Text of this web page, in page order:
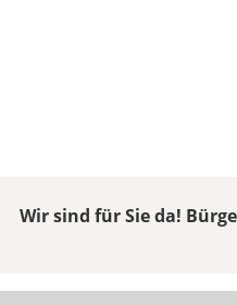
Wir sind für Sie da!